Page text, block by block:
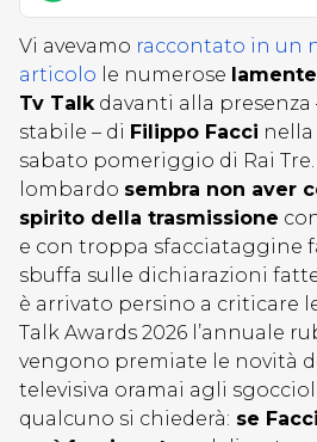
Vi avevamo raccontato in un
articolo le numerose
Tv Talkdavanti alla presenza
stabile – di Filippo Facci nella
sabato pomeriggio di Rai
lombardo sembra non aver
spirito della trasmissione
e con troppa sfacciataggine
sbuffa sulle dichiarazioni
è arrivato persino a criticare
Talk Awards 2026 l’annuale
vengono premiate le novità
televisiva oramai agli
qualcuno si chiederà: se